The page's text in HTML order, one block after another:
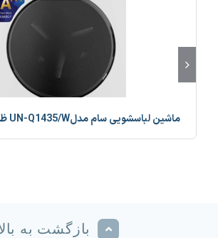
ماشین لباسشویی سام مدلUN-Q1435/W ظرفیت 8 کیلوگرم
بازگشت به